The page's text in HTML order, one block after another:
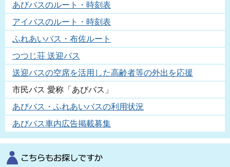
あびバスのルート・時刻表
アイバスのルート・時刻表
ふれあいバス・布佐ルート
つつじ荘 送迎バス
送迎バスの空席を活用した高齢者等の外出を応援
市民バス 愛称「あびバス」
あびバス・ふれあいバスの利用状況
あびバス車内広告掲載募集